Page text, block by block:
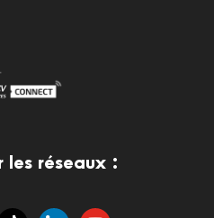
les réseaux :